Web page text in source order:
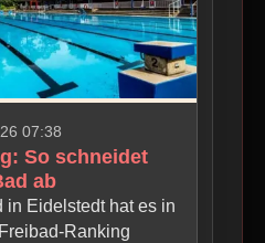
07:38
So schneidet
ab
in Eidelstedt hat es in
Ranking